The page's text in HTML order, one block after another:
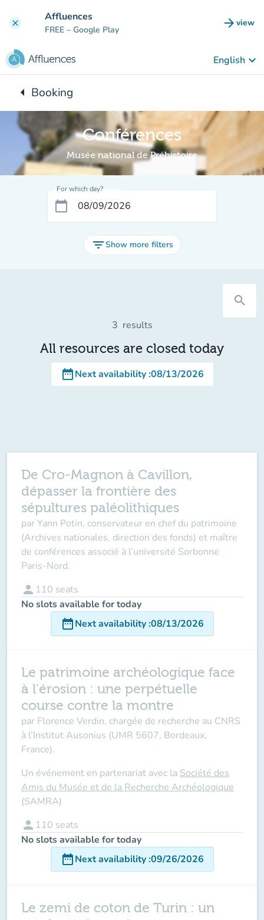
clear Affluences
FREE – Google Play arrow_forward view
(new
English keyboard_arrow_down
arrow_leftBack to:
Booking
Conférences
Musée national de Préhistoire
For which day?
calendar_today
filter_listShow more filters
search
3 results
All resources are closed today
date_rangeNext availability:08/13/2026
De Cro-Magnon à Cavillon,
dépasser la frontière des
sépultures paléolithiques
par Yann Potin, conservateur en chef du patrimoine
(Archives nationales, direction des fonds) et maître
de conférences associé à l’université Sorbonne
Paris-Nord.
person 110 seats
No slots available for today
date_rangeNext availability:08/13/2026
Le patrimoine archéologique face
à l'érosion : une perpétuelle
course contre la montre
par Florence Verdin, chargée de recherche au CNRS
à l’Institut Ausonius (UMR 5607, Bordeaux,
France).
Un événement en partenariat avec la Société des
Amis du Musée et de la Recherche Archéologique
(SAMRA)
person 110 seats
No slots available for today
date_rangeNext availability:09/26/2026
Le zemi de coton de Turin : un